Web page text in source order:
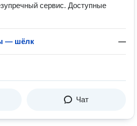
сервис. Доступные
— шёлк —
Чат